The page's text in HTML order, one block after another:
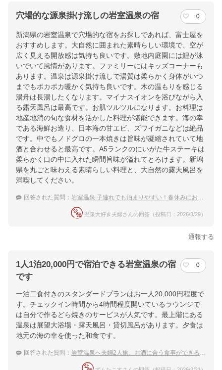
穴場的な源泉掛け流しの岩室温泉の宿 0
新潟県の岩室温泉で穴場的な宿をお探しであれば、富士屋を
おすすめします。大自然に囲まれた素晴らしい環境で、空が
広く見える開放感は気持ち良いです。敷地内庭園には鯉が泳
いでいて風情があります。ファミリーにはキッズコーナーも
あります。温泉は源泉掛け流しで湯質は柔らかく身体がいつ
までもポカポカ暖かく気持ち良いです。木の温もりを感じる
湯舟は長湯したくなります。マイナスイオンを浴びながら入
る露天風呂は最高です。お肌ツルツルになります。お料理は
地産地消の旬な食材を活かした料理が堪能できます。海の幸
である海鮮お造り、日本海の甘エビ、ズワイガニなどは絶品
です。中でもノドグロの一本焼きは旨味が凝縮されていて地
酒と合わせると最高です。A5ランクのにいがた牛ステーキは
柔らかく口の中に入れた瞬間旨味が溢れてとろけます。新潟
県を丸ごと味わえる素晴らしい料理と、大自然の露天風呂を
満喫してください。
回答された質問： 岩室温泉 子連れでも泊まりやすい！春休みにおすすめな穴場な宿は？
温泉大好き夫婦さんの回答（投稿日：2026/3/29）
通報する
1人1泊20,000円で宿泊できる岩室温泉の宿
です
0
一泊二食付きのスタンダードプランはお一人20,000円程度で
す。チェックイン時間から4時間程度開いているラウンジで
は自分で作るどら焼きのサービスが人気です。最上階にある
温泉は展望大浴場・露天風呂・貸切風呂があります。夕食は
地元の海の幸を使った和食です。
回答された質問： 岩室温泉へ夫婦2人旅。お酒に合う食事ができる温泉宿を探しています。